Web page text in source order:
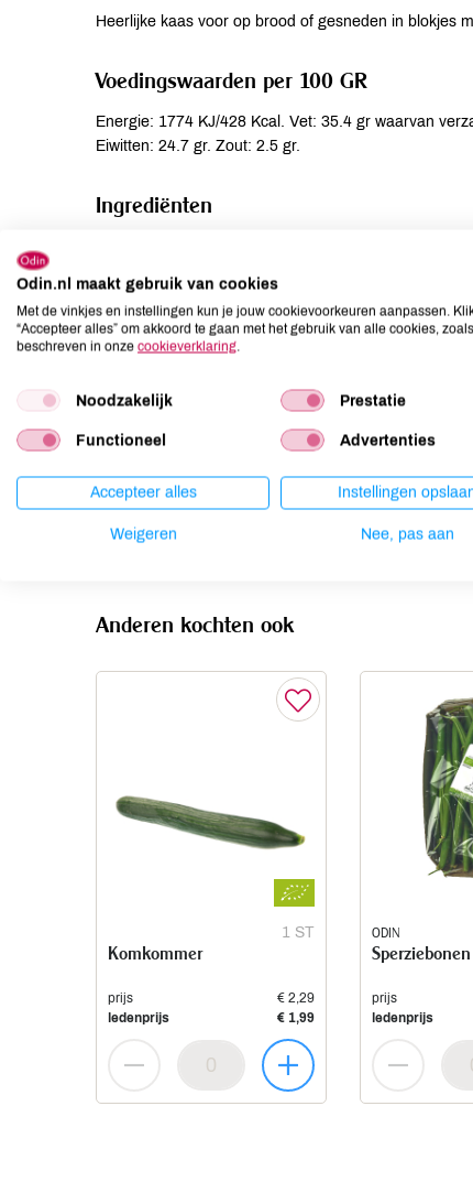
Heerlijke kaas voor op brood of gesneden in blokjes
Voedingswaarden per 100 GR
Energie: 1774 KJ/428 Kcal. Vet: 35.4 gr waarvan
Eiwitten: 24.7 gr. Zout: 2.5 gr.
Ingrediënten
KOEMELK (gepasteuriseerd)*, zout, zuursel,
Allergenen
Aardnoten
Gluten
kan bevatten
Lactose
aanwezig
Mosterd
kan bevatten
Noten
Anderen kochten ook
1 ST
Komkommer
prijs
€ 2,29
ledenprijs
€ 1,99
ODIN
Sperziebonen
prijs
ledenprijs
Odin.nl maakt gebruik van cookies
Met de vinkjes en instellingen kun je jouw cookievoorkeuren aanpassen.
“Accepteer alles” om akkoord te gaan met het gebruik van alle cookies, zoals
beschreven in onze cookieverklaring.
Noodzakelijk Prestatie
Functioneel Advertenties
Accepteer alles Instellingen
Weigeren Nee, pas aan